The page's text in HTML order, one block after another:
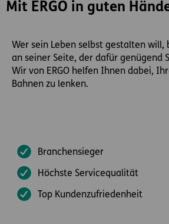
Mit ERGO in guten
Wer sein Leben selbst gestalten
an seiner Seite, der dafür genügend
Wir von ERGO helfen Ihnen dabei,
Bahnen zu lenken.
Branchensieger
Höchste Servicequalität
Top Kundenzufriedenheit